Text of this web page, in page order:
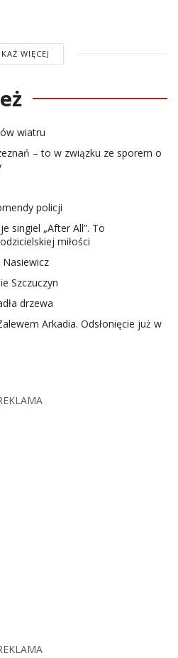
WIĘCEJ
wiatru
– to w związku ze sporem o
policji
singiel „After All”. To
miłości
Nasiewicz
Szczuczyn
drzewa
Arkadia. Odsłonięcie już w